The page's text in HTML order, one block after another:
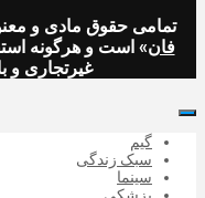
تمامی حقوق مادی و
فان» است و هرگونه
غیرتجاری و
گیم
سبک زندگی
سینما